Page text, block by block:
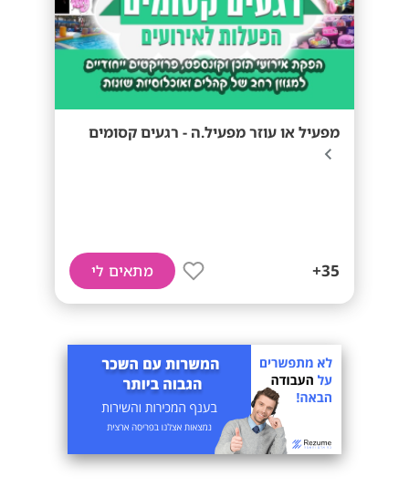
מפעיל או עוזר מפעיל.ה - רגעים קסומים
35+ מתאים לי